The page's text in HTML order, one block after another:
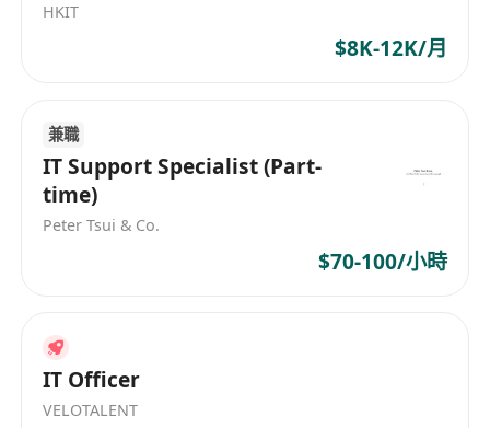
具備3年以上IT桌面運維或相關領域的工作經
HKIT
$8K-12K/月
兼職
IT Support Specialist (Part-
time)
Peter Tsui & Co.
$70-100/小時
IT Officer
VELOTALENT